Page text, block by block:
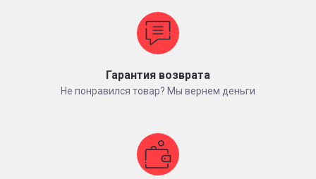
Гарантия возврата
Не понравился товар? Мы вернем деньги